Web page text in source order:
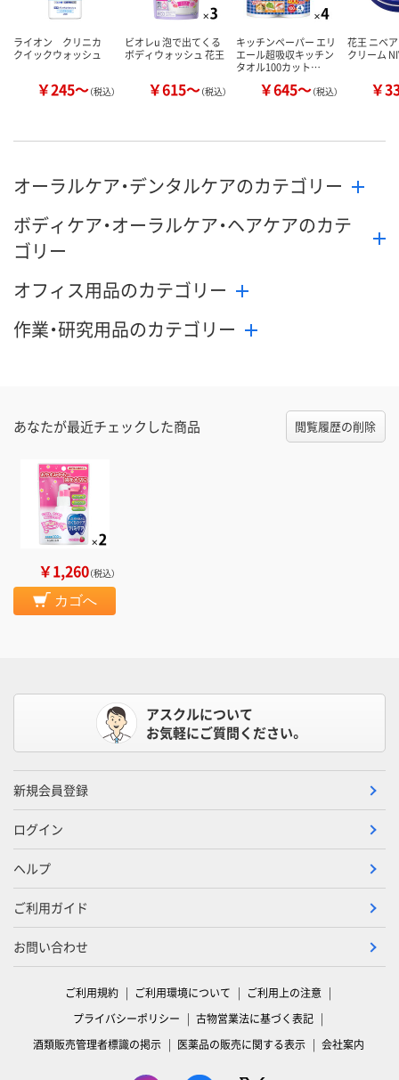
ライオン クリニカ
クイックウォッシュ
￥245～（税込）
ビオレu 泡で出てくる
ボディウォッシュ 花王
￥615～（税込）
キッチンペーパー エリ
エール超吸収キッチン
タオル100カット…
￥645～（税込）
花王 ニベ
クリーム
￥
オーラルケア・デンタルケアのカテゴリー
ボディケア・オーラルケア・ヘアケアのカテ
ゴリー
オフィス用品のカテゴリー
作業・研究用品のカテゴリー
あなたが最近チェックした商品 閲覧履歴の削除
￥1,260（税込）
カゴへ
アスクルについて
お気軽にご質問ください。
新規会員登録
ログイン
ヘルプ
ご利用ガイド
お問い合わせ
ご利用規約 ご利用環境について
ご利用上の注意
プライバシーポリシー
古物営業法に基づく表記
酒類販売管理者標識の掲示
医薬品の販売に関する表示 会社案内